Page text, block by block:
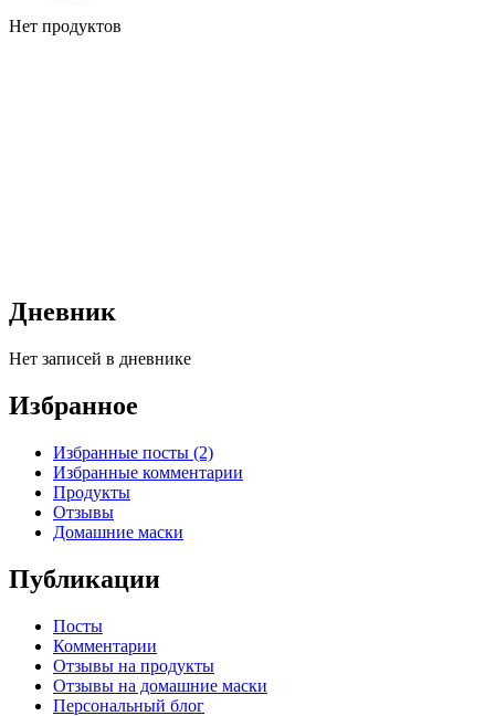
Нет продуктов
Дневник
Нет записей в дневнике
Избранное
Избранные посты (2)
Избранные комментарии
Продукты
Отзывы
Домашние маски
Публикации
Посты
Комментарии
Отзывы на продукты
Отзывы на домашние маски
Персональный блог